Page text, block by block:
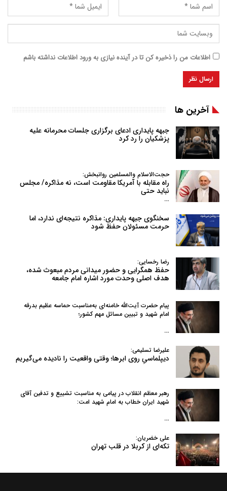
اطلاعات من را ذخیره کن تا در آینده نیازی به ورود اطلاعات نداشته باشم
آخرین ها
جبهه پایداری ادعای برگزاری جلسات محرمانه علیه
پزشکیان را رد کرد
حجت‌الاسلام والمسلمین روانبخش:
راه مقابله با آمریکا مقاومت است، نه مذاکره/ مجلس
نباید حتی
…
سخنگوی جبهه پایداری: مذاکره نتیجه‌ای ندارد، اما
حرمت مسئولان حفظ شود
رضا رخسایی:
حفظ همگرایی و حضور میدانی مردم مبعوث شده،
هدف اصلی وحدت مورد اشاره امام جامعه
پیام حضرت آیت‌الله خامنه‌ای به‌مناسبت حماسه عظیم بدرقه
امام شهید و تبیین مسائل مهم کشور؛
…
علیرضا تسلیمی:
دیپلماسیِ روی ابرها؛ وقتی واقعیت را نادیده می‌گیریم
رهبر معظم انقلاب در پیامی به‌ مناسبت تشییع و تدفین آقای
شهید ایران خطاب به امام شهید امت:
…
علی خضریان:
تکه‌ای از کربلا در قلب تهران